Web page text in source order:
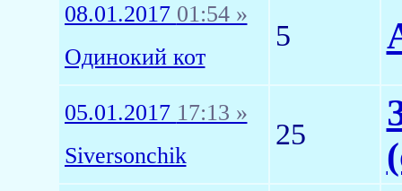
08.01.2017 01:54 »
Одинокий кот
5
05.01.2017 17:13 »
Siversonchik
25